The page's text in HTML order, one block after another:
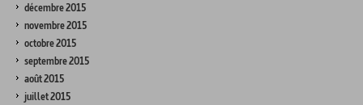
décembre 2015
novembre 2015
octobre 2015
septembre 2015
août 2015
juillet 2015